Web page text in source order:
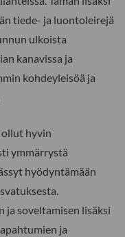
tiede- ja luontoleirejä
ulkoista
kanavissa ja
kohdeyleisöä ja
hyvin
ymmärrystä
hyödyntämään
ja soveltamisen lisäksi
ja